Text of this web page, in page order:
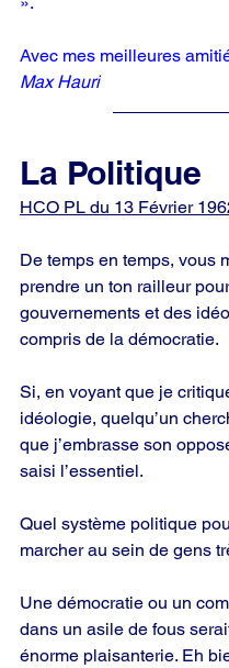
Avec mes meilleures
Max Hauri
La Politique
HCO PL du 13 Février
De temps en temps, vous
prendre un ton railleur
gouvernements et des
compris de la démocratie.
Si, en voyant que je
idéologie, quelqu’un
que j’embrasse son
saisi l’essentiel.
Quel système politique
marcher au sein de gens
Une démocratie ou un
dans un asile de fous
énorme plaisanterie. Eh